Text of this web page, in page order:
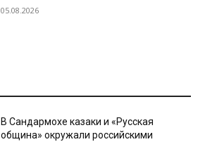
05.08.2026
В Сандармохе казаки и «Русская
община» окружали российскими